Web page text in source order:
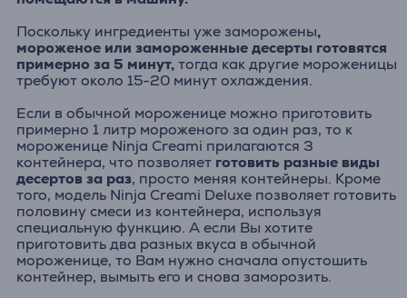
Поскольку ингредиенты уже заморожены,
мороженое или замороженные десерты готовятся
примерно за 5 минут,тогда как другие мороженицы
требуют около 15-20 минут охлаждения.
Если в обычной мороженице можно приготовить
примерно 1 литр мороженого за один раз, то к
мороженице Ninja Creami прилагаются 3
контейнера, что позволяет готовить разные виды
десертов за раз, просто меняя контейнеры. Кроме
того, модель Ninja Creami Deluxe позволяет готовить
половину смеси из контейнера, используя
специальную функцию. А если Вы хотите
приготовить два разных вкуса в обычной
мороженице, то Вам нужно сначала опустошить
контейнер, вымыть его и снова заморозить.